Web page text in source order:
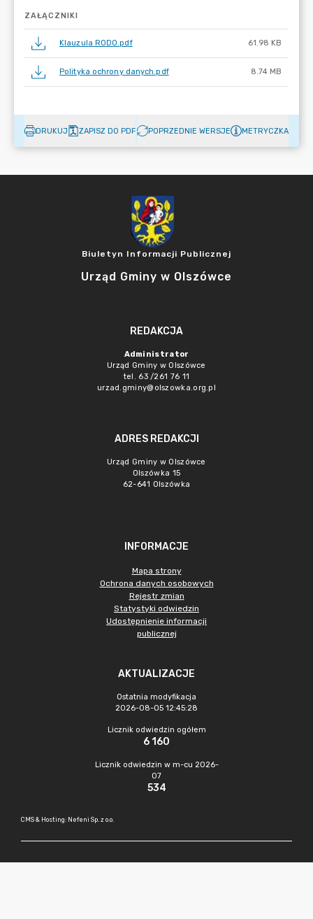
ZAŁĄCZNIKI
Klauzula RODO.pdf 61.98 KB
Polityka ochrony danych.pdf 8.74 MB
DRUKUJ ZAPISZ DO PDF POPRZEDNIE WERSJE METRYCZKA
Biuletyn Informacji Publicznej
Urząd Gminy w Olszówce
REDAKCJA
Administrator
Urząd Gminy w Olszówce
tel. 63 /261 76 11
urzad.gminy@olszowka.org.pl
ADRES REDAKCJI
Urząd Gminy w Olszówce
Olszówka 15
62-641 Olszówka
INFORMACJE
Mapa strony
Ochrona danych osobowych
Rejestr zmian
Statystyki odwiedzin
Udostępnienie informacji
publicznej
AKTUALIZACJE
Ostatnia modyfikacja
2026-08-05 12:45:28
Licznik odwiedzin ogółem
6 160
Licznik odwiedzin w m-cu 2026-
07
534
CMS & Hosting: Nefeni Sp. z o.o.